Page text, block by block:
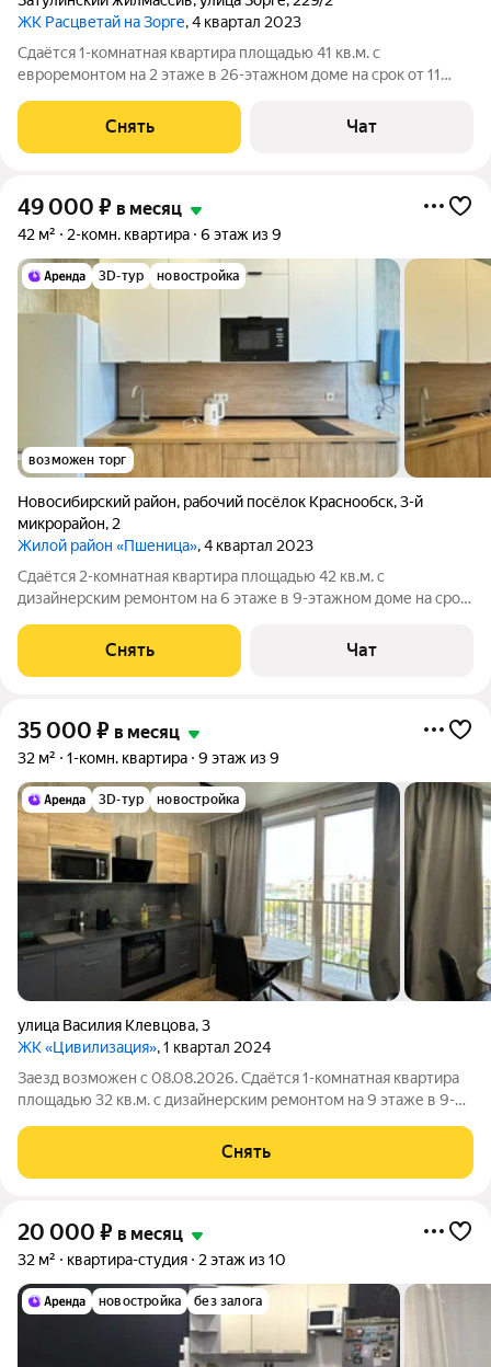
ЖК Расцветай на Зорге, 4 квартал 2023
Сдаётся 1-комнатная квартира площадью 41 кв.м. с
евроремонтом на 2 этаже в 26-этажном доме на срок от 11
Стиральная машина Холодильник Бойлер Дом - кирпичный,
окна выходят во двор. В подъезде 3
Снять Чат
49 000 ₽ в месяц
42 м² 2-комн. квартира 6 этаж из 9
3D-тур новостройка
возможен торг
Новосибирский район, рабочий посёлок Краснообск,3-й
микрорайон, 2
Жилой район «Пшеница», 4 квартал 2023
Сдаётся 2-комнатная квартира площадью 42 кв.м. с
дизайнерским ремонтом на 6 этаже в 9-этажном доме на срок
Холодильник Посудомоечная машина Кондиционер Бойлер
Микроволновка Дом -
Снять Чат
35 000 ₽ в месяц
32 м² 1-комн. квартира 9 этаж из 9
3D-тур новостройка
улица Василия Клевцова,3
ЖК «Цивилизация», 1 квартал 2024
Заезд возможен с 08.08.2026. Сдаётся 1-комнатная квартира
площадью 32 кв.м. с дизайнерским ремонтом на 9 этаже в 9-
Снять
20 000 ₽ в месяц
32 м² квартира-студия 2 этаж из 10
новостройка без залога